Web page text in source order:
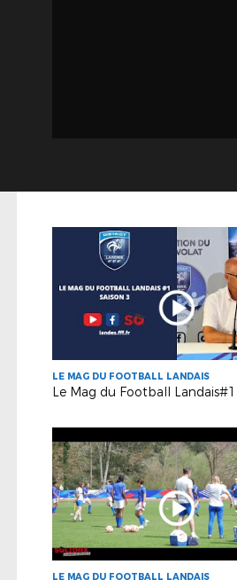
LE MAG DU FOOTBALL LANDAIS
Le Mag du Football
LE MAG DU FOOTBALL LANDAIS